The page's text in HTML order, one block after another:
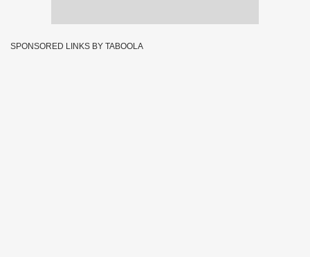
SPONSORED LINKS BY TABOOLA